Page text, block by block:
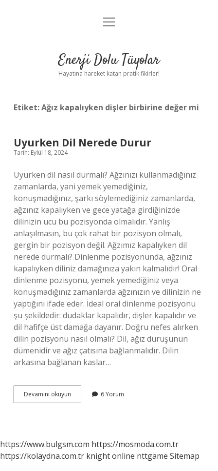
Anasayfa
Yasal Uyarı
menüyü
Enerji Dolu Tüyolar
Hayatına hareket katan pratik fikirler!
Etiket:Ağız kapalıyken dişler birbirine değer mi
Uyurken Dil Nerede Durur
Tarih: Eylül 18, 2024
Uyurken dil nasıl durmalı? Ağzınızı kullanmadığınız
zamanlarda, yani yemek yemediğiniz,
konuşmadığınız, şarkı söylemediğiniz zamanlarda,
ağzınız kapalıyken ve gece yatağa girdiğinizde
dilinizin ucu bu pozisyonda olmalıdır. Yanlış
anlaşılmasın, bu çok rahat bir pozisyon olmalı,
gergin bir pozisyon değil. Ağzımız kapalıyken dil
nerede durmalı? Dinlenme pozisyonunda, ağzınız
kapalıyken diliniz damağınıza yakın kalmalıdır! Oral
dinlenme pozisyonu, yemek yemediğiniz veya
konuşmadığınız zamanlarda ağzınızın ve dilinizin ne
yaptığını ifade eder. İdeal oral dinlenme pozisyonu
şu şekildedir: dudaklar kapalıdır, dişler kapalıdır ve
dil hafifçe üst damağa dayanır. Doğru nefes alırken
dilin pozisyonu nasıl olmalı? Dil, ağız duruşunun
dümenidir ve ağız çatısına bağlanmalıdır. Dilin
arkasına bağlanan kaslar…
Devamını okuyun Uyurken
Dil
6 Yorum
https://www.bulgsm.com https://mosmoda.com.tr
https://kolaydna.com.tr knight online nttgame Sitemap